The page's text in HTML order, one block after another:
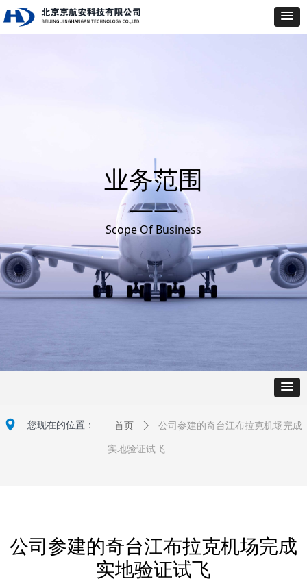
业务范围
——
Scope Of Business
넹 您现在的位置： 首页 ꄲ 公司参建的奇台江布拉克机场完成
实地验证试飞
公司参建的奇台江布拉克机场完成
实地验证试飞